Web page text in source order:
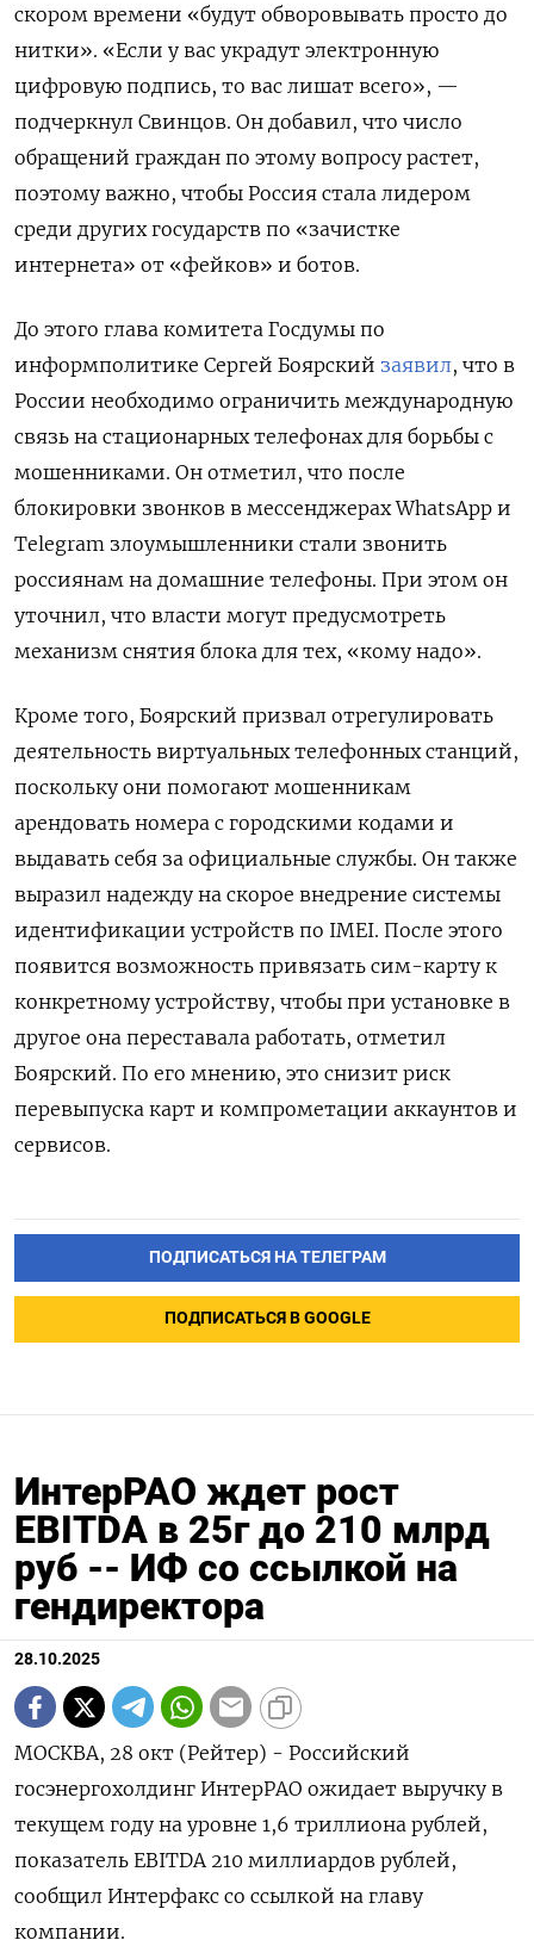
скором времени «будут обворовывать просто до
нитки». «Если у вас украдут электронную
цифровую подпись, то вас лишат всего», —
подчеркнул Свинцов. Он добавил, что число
обращений граждан по этому вопросу растет,
поэтому важно, чтобы Россия стала лидером
среди других государств по «зачистке
интернета» от «фейков» и ботов.
До этого глава комитета Госдумы по
информполитике Сергей Боярский заявил, что в
России необходимо ограничить международную
связь на стационарных телефонах для борьбы с
мошенниками. Он отметил, что после
блокировки звонков в мессенджерах WhatsApp и
Telegram злоумышленники стали звонить
россиянам на домашние телефоны. При этом он
уточнил, что власти могут предусмотреть
механизм снятия блока для тех, «кому надо».
Кроме того, Боярский призвал отрегулировать
деятельность виртуальных телефонных станций,
поскольку они помогают мошенникам
арендовать номера с городскими кодами и
выдавать себя за официальные службы. Он также
выразил надежду на скорое внедрение системы
идентификации устройств по IMEI. После этого
появится возможность привязать сим-карту к
конкретному устройству, чтобы при установке в
другое она переставала работать, отметил
Боярский. По его мнению, это снизит риск
перевыпуска карт и компрометации аккаунтов и
сервисов.
ПОДПИСАТЬСЯ НА ТЕЛЕГРАМ
ПОДПИСАТЬСЯ В GOOGLE
ИнтерРАО ждет рост
EBITDA в 25г до 210 млрд
руб -- ИФ со ссылкой на
гендиректора
28.10.2025
МОСКВА, 28 окт (Рейтер) - Российский
госэнергохолдинг ИнтерРАО ожидает выручку в
текущем году на уровне 1,6 триллиона рублей,
показатель EBITDA 210 миллиардов рублей,
сообщил Интерфакс со ссылкой на главу
компании.